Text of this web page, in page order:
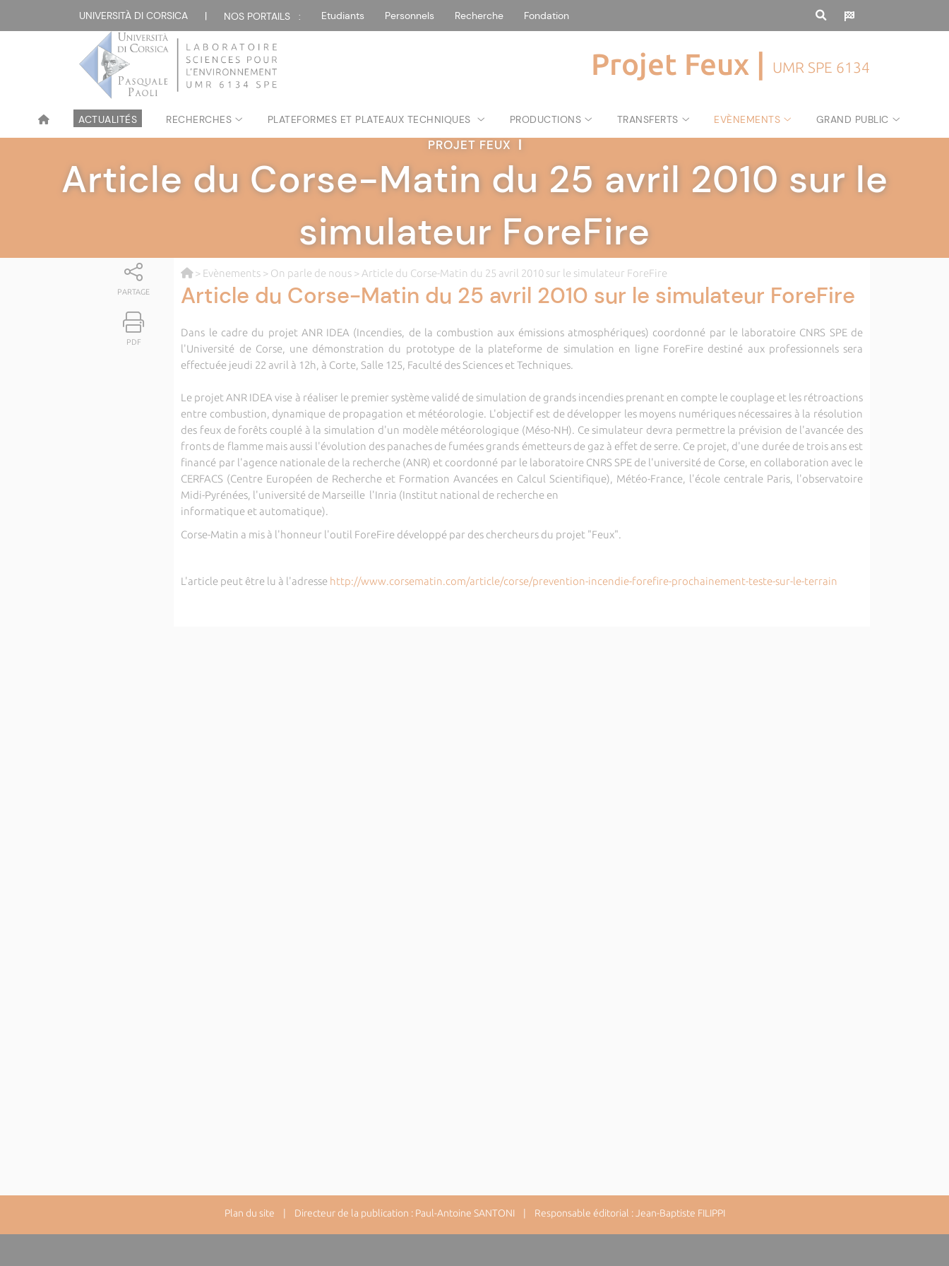
UNIVERSITÀ DI CORSICA | NOS PORTAILS : Etudiants Personnels Recherche Fondation
Projet Feux | UMR SPE 6134
ACTUALITÉS RECHERCHES PLATEFORMES ET PLATEAUX TECHNIQUES PRODUCTIONS TRANSFERTS EVÈNEMENTS GRAND PUBLIC
PROJET FEUX |
Article du Corse-Matin du 25 avril 2010 sur le
simulateur ForeFire
PARTAGE
PDF
> Evènements > On parle de nous > Article du Corse-Matin du 25 avril 2010 sur le simulateur ForeFire
Article du Corse-Matin du 25 avril 2010 sur le simulateur ForeFire
Dans le cadre du projet ANR IDEA (Incendies, de la combustion aux émissions atmosphériques) coordonné par le laboratoire CNRS SPE de
l'Université de Corse, une démonstration du prototype de la plateforme de simulation en ligne ForeFire destiné aux professionnels sera
effectuée jeudi 22 avril à 12h, à Corte, Salle 125, Faculté des Sciences et Techniques.
Le projet ANR IDEA vise à réaliser le premier système validé de simulation de grands incendies prenant en compte le couplage et les rétroactions
entre combustion, dynamique de propagation et météorologie. L'objectif est de développer les moyens numériques nécessaires à la résolution
des feux de forêts couplé à la simulation d'un modèle météorologique (Méso-NH). Ce simulateur devra permettre la prévision de l'avancée des
fronts de flamme mais aussi l'évolution des panaches de fumées grands émetteurs de gaz à effet de serre. Ce projet, d'une durée de trois ans est
financé par l'agence nationale de la recherche (ANR) et coordonné par le laboratoire CNRS SPE de l'université de Corse, en collaboration avec le
CERFACS (Centre Européen de Recherche et Formation Avancées en Calcul Scientifique), Météo-France, l'école centrale Paris, l'observatoire
Midi-Pyrénées, l'université de Marseille l'Inria (Institut national de recherche en
informatique et automatique).
Corse-Matin a mis à l'honneur l'outil ForeFire développé par des chercheurs du projet "Feux".
L'article peut être lu à l'adresse http://www.corsematin.com/article/corse/prevention-incendie-forefire-prochainement-teste-sur-le-terrain
Plan du site | Directeur de la publication : Paul-Antoine SANTONI | Responsable éditorial : Jean-Baptiste FILIPPI